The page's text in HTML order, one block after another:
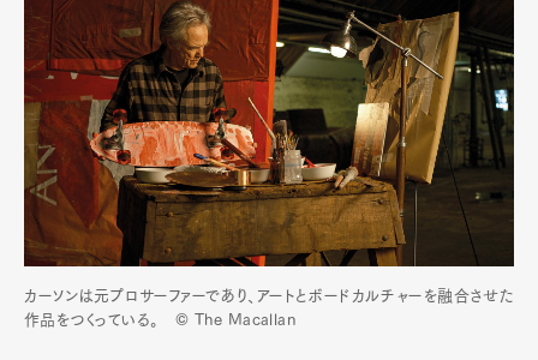
カーソンは元プロサーファーであり、アートとボードカルチャーを融合させた
作品をつくっている。 © The Macallan